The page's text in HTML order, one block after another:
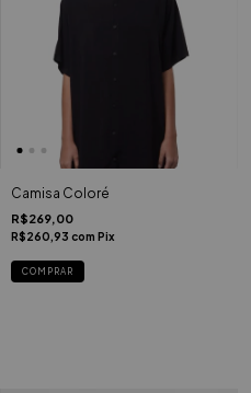
Camisa Coloré
R$269,00
R$260,93 com Pix
COMPRAR